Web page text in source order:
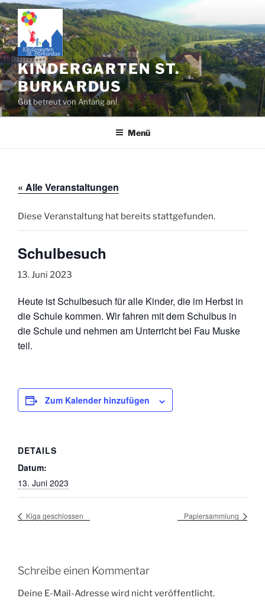
Zum
Inhalt
springen
KINDERGARTEN ST.
BURKARDUS
Gut betreut von Anfang an!
Menü
« Alle Veranstaltungen
Diese Veranstaltung hat bereits stattgefunden.
Schulbesuch
13. Juni 2023
Heute ist Schulbesuch für alle Kinder, die im Herbst in
die Schule kommen. Wir fahren mit dem Schulbus in
die Schule und nehmen am Unterricht bei Fau Muske
teil.
Zum Kalender hinzufügen
DETAILS
Datum:
13. Juni 2023
Kiga geschlossen Papiersammlung
Schreibe einen Kommentar
Deine E-Mail-Adresse wird nicht veröffentlicht.